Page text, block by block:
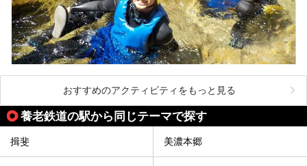
おすすめのアクティビティをもっと見る
養老鉄道の駅から同じテーマで探す
揖斐 美濃本郷